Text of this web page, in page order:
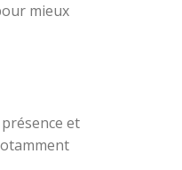
mieux
et